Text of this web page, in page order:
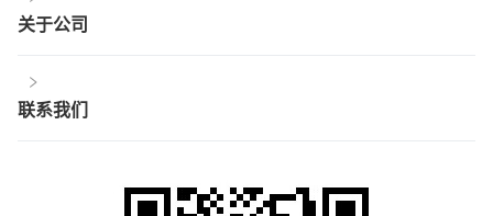
关于公司
联系我们